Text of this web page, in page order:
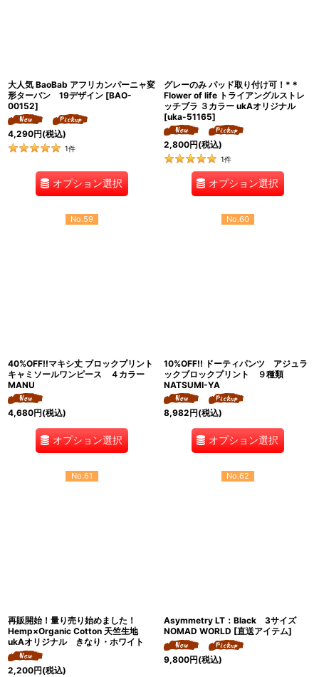
大人気 BaoBab アフリカンパーニャ変
形ターバン 19デザイン [BAO-
00152]
4,290円(税込)
1件
オプション選択
グレーのみ パッド取り付け可！*＊
Flower of life トライアングルストレ
ッチブラ ３カラー ukAオリジナル
[uka-51165]
2,800円(税込)
1件
オプション選択
No.59
40%OFF!!マキシ丈 ブロックプリント
キャミソールワンピース ４カラー
MANU
4,680円(税込)
オプション選択
No.60
10%OFF!! ドーティパンツ アジュラ
ックブロックプリント ９種類
NATSUMI-YA
8,982円(税込)
オプション選択
No.61
再販開始！量り売り始めました！
Hemp×Organic Cotton 天竺生地
ukAオリジナル きなり・ホワイト
2,200円(税込)
No.62
Asymmetry LT：Black 3サイズ
NOMAD WORLD [直送アイテム]
9,800円(税込)